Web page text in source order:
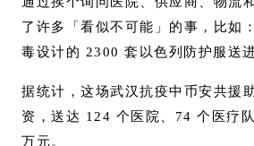
了许多「看似不可能」的事，比如
毒设计的 2300 套以色列防护服送
据统计，这场武汉抗疫中币安共援
资，送达 124 个医院、74 个医疗
万元。